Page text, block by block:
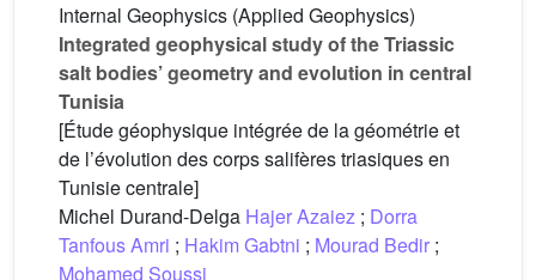
Internal Geophysics (Applied Geophysics)
Integrated geophysical study of the Triassic
salt bodies’ geometry and evolution in central
Tunisia
[Étude géophysique intégrée de la géométrie et
de l’évolution des corps salifères triasiques en
Tunisie centrale]
Michel Durand-Delga Hajer Azaiez ; Dorra
Tanfous Amri ; Hakim Gabtni ; Mourad Bedir ;
Mohamed Soussi